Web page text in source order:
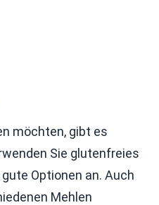
möchten, gibt es
Sie glutenfreies
Optionen an. Auch
Mehlen